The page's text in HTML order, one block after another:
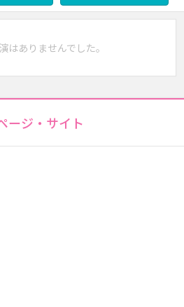
はありませんでした。
ージ・サイト